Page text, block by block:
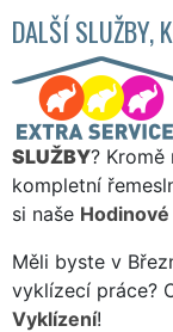
DALŠÍ SLUŽBY,
SLUŽBY?
kompletní
si naše
Měli byste v
vyklízecí práce?
Vyklízení!